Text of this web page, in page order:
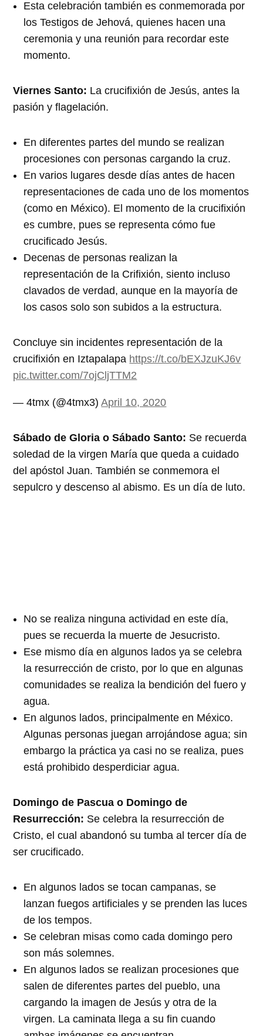
Esta celebración también es conmemorada por
los Testigos de Jehová, quienes hacen una
ceremonia y una reunión para recordar este
momento.
Viernes Santo: La crucifixión de Jesús, antes la
pasión y flagelación.
En diferentes partes del mundo se realizan
procesiones con personas cargando la cruz.
En varios lugares desde días antes de hacen
representaciones de cada uno de los momentos
(como en México). El momento de la crucifixión
es cumbre, pues se representa cómo fue
crucificado Jesús.
Decenas de personas realizan la
representación de la Crifixión, siento incluso
clavados de verdad, aunque en la mayoría de
los casos solo son subidos a la estructura.
Concluye sin incidentes representación de la
crucifixión en Iztapalapa https://t.co/bEXJzuKJ6v
pic.twitter.com/7ojCljTTM2
— 4tmx (@4tmx3)April 10, 2020
Sábado de Gloria o Sábado Santo: Se recuerda
soledad de la virgen María que queda a cuidado
del apóstol Juan. También se conmemora el
sepulcro y descenso al abismo. Es un día de luto.
No se realiza ninguna actividad en este día,
pues se recuerda la muerte de Jesucristo.
Ese mismo día en algunos lados ya se celebra
la resurrección de cristo, por lo que en algunas
comunidades se realiza la bendición del fuero y
agua.
En algunos lados, principalmente en México.
Algunas personas juegan arrojándose agua; sin
embargo la práctica ya casi no se realiza, pues
está prohibido desperdiciar agua.
Domingo de Pascua o Domingo de
Resurrección: Se celebra la resurrección de
Cristo, el cual abandonó su tumba al tercer día de
ser crucificado.
En algunos lados se tocan campanas, se
lanzan fuegos artificiales y se prenden las luces
de los tempos.
Se celebran misas como cada domingo pero
son más solemnes.
En algunos lados se realizan procesiones que
salen de diferentes partes del pueblo, una
cargando la imagen de Jesús y otra de la
virgen. La caminata llega a su fin cuando